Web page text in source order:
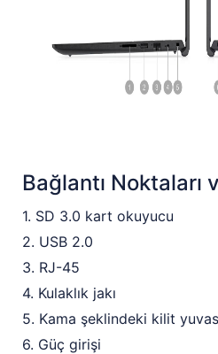
Bağlantı Noktaları
1. SD 3.0 kart okuyucu
2. USB 2.0
3. RJ-45
4. Kulaklık jakı
5. Kama şeklindeki kilit
6. Güç girişi